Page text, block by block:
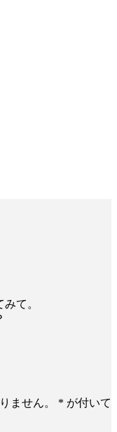
て。
ません。 * が付いて